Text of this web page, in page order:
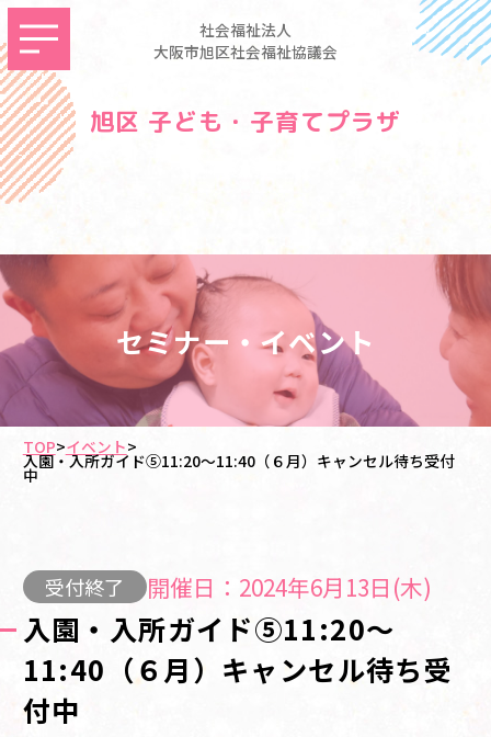
社会福祉法人
大阪市旭区社会福祉協議会
旭区 子ども・子育てプラザ
セミナー・イベント
TOP>イベント>
入園・入所ガイド⑤11:20～11:40（６月）キャンセル待ち受付
中
受付終了 開催日：2024年6月13日(木)
入園・入所ガイド⑤11:20～
11:40（６月）キャンセル待ち受
付中